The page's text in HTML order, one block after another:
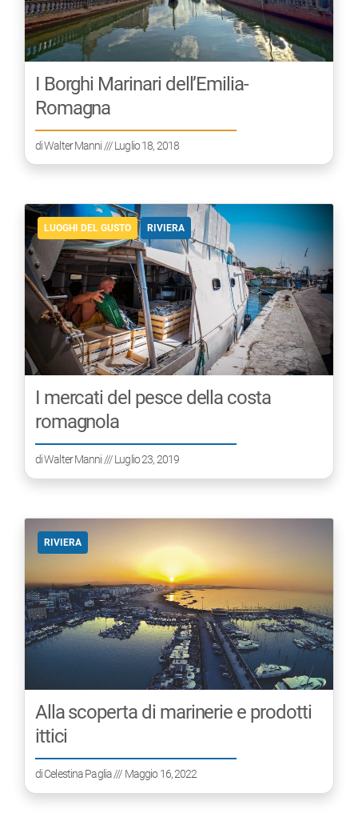
I Borghi Marinari dell’Emilia-
Romagna
diWalter Manni /// Luglio 18, 2018
LUOGHI DEL GUSTO RIVIERA
I mercati del pesce della costa
romagnola
diWalter Manni /// Luglio 23, 2019
RIVIERA
Alla scoperta di marinerie e prodotti
ittici
diCelestina Paglia/// Maggio 16, 2022